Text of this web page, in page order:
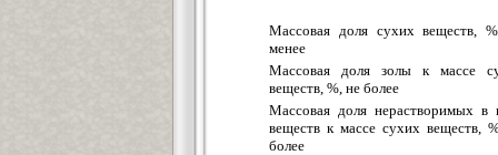
Массовая доля сухих веществ,
менее
Массовая доля золы к массе
веществ, %, не более
Массовая доля нерастворимых в
веществ к массе сухих веществ,
более